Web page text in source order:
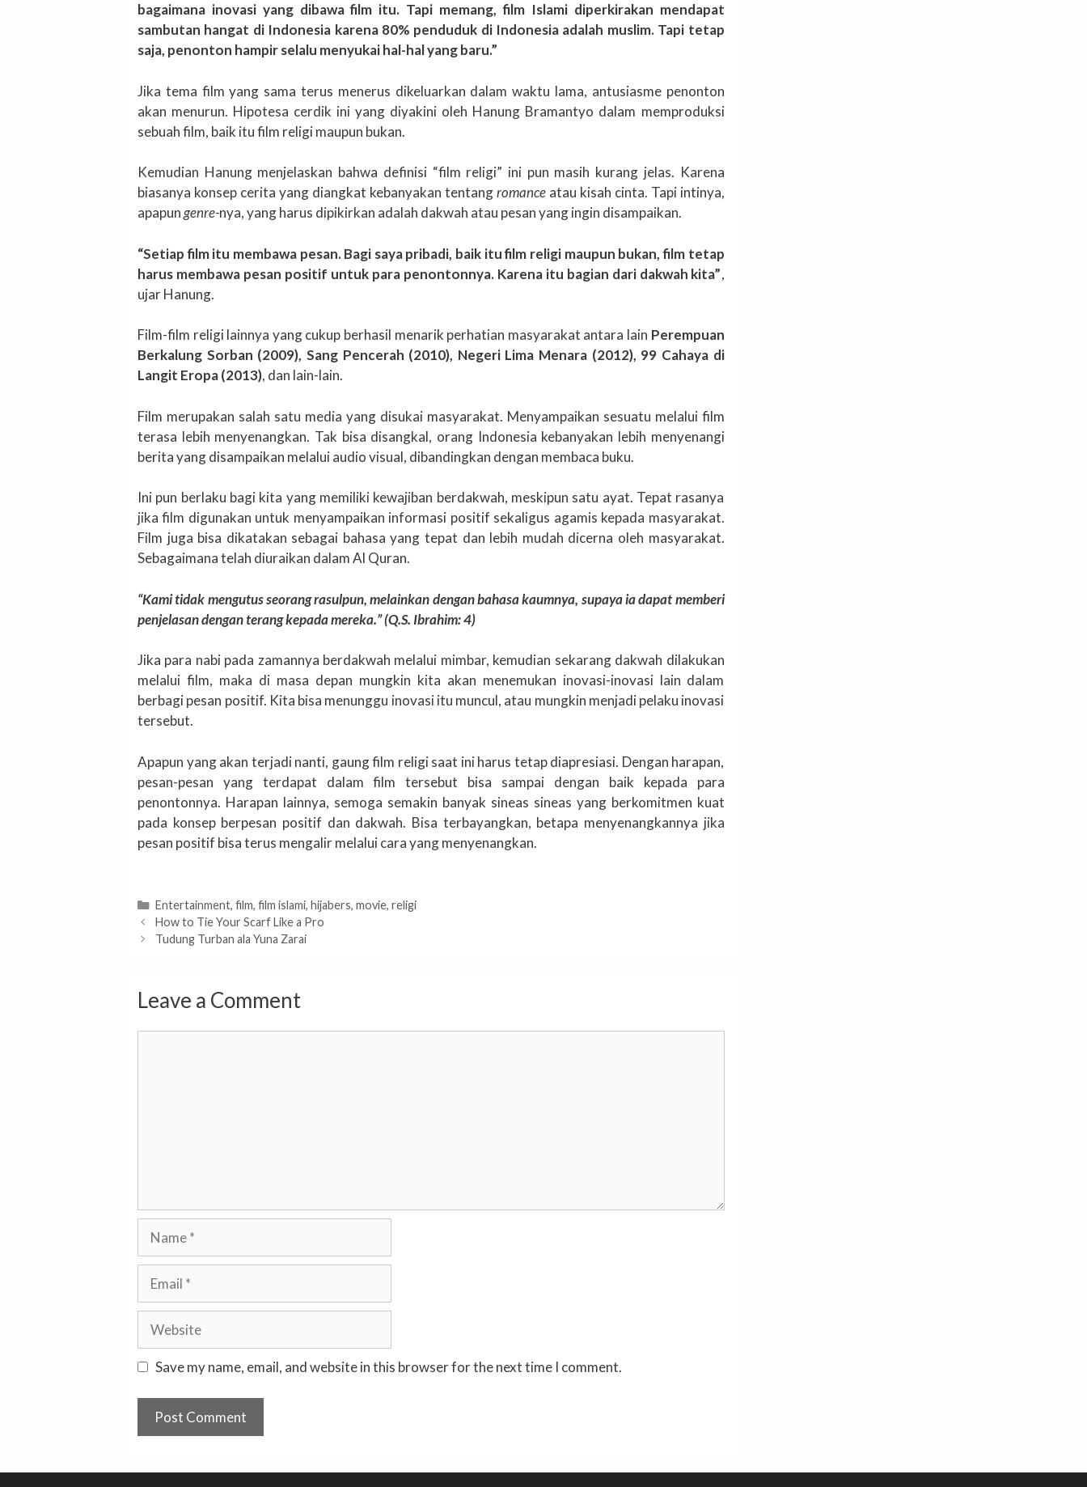
bagaimana inovasi yang dibawa film itu. Tapi memang, film Islami diperkirakan mendapat
sambutan hangat di Indonesia karena 80% penduduk di Indonesia adalah muslim. Tapi tetap
saja, penonton hampir selalu menyukai hal-hal yang baru.”
Jika tema film yang sama terus menerus dikeluarkan dalam waktu lama, antusiasme penonton
akan menurun. Hipotesa cerdik ini yang diyakini oleh Hanung Bramantyo dalam memproduksi
sebuah film, baik itu film religi maupun bukan.
Kemudian Hanung menjelaskan bahwa definisi “film religi” ini pun masih kurang jelas. Karena
biasanya konsep cerita yang diangkat kebanyakan tentangromance atau kisah cinta. Tapi intinya,
apapungenre-nya, yang harus dipikirkan adalah dakwah atau pesan yang ingin disampaikan.
“Setiap film itu membawa pesan. Bagi saya pribadi, baik itu film religi maupun bukan, film tetap
harus membawa pesan positif untuk para penontonnya. Karena itu bagian dari dakwah kita”,
ujar Hanung.
Film-film religi lainnya yang cukup berhasil menarik perhatian masyarakat antara lain Perempuan
Berkalung Sorban (2009), Sang Pencerah (2010), Negeri Lima Menara (2012), 99 Cahaya di
Langit Eropa (2013), dan lain-lain.
Film merupakan salah satu media yang disukai masyarakat. Menyampaikan sesuatu melalui film
terasa lebih menyenangkan. Tak bisa disangkal, orang Indonesia kebanyakan lebih menyenangi
berita yang disampaikan melalui audio visual, dibandingkan dengan membaca buku.
Ini pun berlaku bagi kita yang memiliki kewajiban berdakwah, meskipun satu ayat. Tepat rasanya
jika film digunakan untuk menyampaikan informasi positif sekaligus agamis kepada masyarakat.
Film juga bisa dikatakan sebagai bahasa yang tepat dan lebih mudah dicerna oleh masyarakat.
Sebagaimana telah diuraikan dalam Al Quran.
“Kami tidak mengutus seorang rasulpun, melainkan dengan bahasa kaumnya, supaya ia dapat memberi
penjelasan dengan terang kepada mereka.” (Q.S. Ibrahim: 4)
Jika para nabi pada zamannya berdakwah melalui mimbar, kemudian sekarang dakwah dilakukan
melalui film, maka di masa depan mungkin kita akan menemukan inovasi-inovasi lain dalam
berbagi pesan positif. Kita bisa menunggu inovasi itu muncul, atau mungkin menjadi pelaku inovasi
tersebut.
Apapun yang akan terjadi nanti, gaung film religi saat ini harus tetap diapresiasi. Dengan harapan,
pesan-pesan yang terdapat dalam film tersebut bisa sampai dengan baik kepada para
penontonnya. Harapan lainnya, semoga semakin banyak sineas sineas yang berkomitmen kuat
pada konsep berpesan positif dan dakwah. Bisa terbayangkan, betapa menyenangkannya jika
pesan positif bisa terus mengalir melalui cara yang menyenangkan.
Categories
Entertainment, film, film islami, hijabers, movie, religi
How to Tie Your Scarf Like a Pro
Tudung Turban ala Yuna Zarai
Leave a Comment
Save my name, email, and website in this browser for the next time I comment.